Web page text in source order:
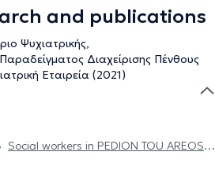
and publications
Ψυχιατρικής,
Διαχείρισης Πένθους
Εταιρεία (2021)
Social workers in PEDION TOU AREOS